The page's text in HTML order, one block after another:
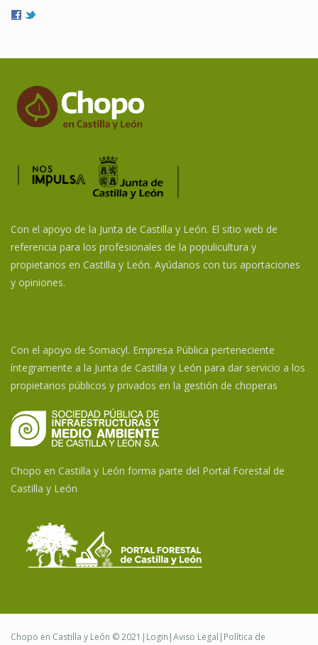
Con el apoyo de la Junta de Castilla y León. El sitio web de
referencia para los profesionales de la populicultura y
propietarios en Castilla y León. Ayúdanos con tus aportaciones
y opiniones.
Con el apoyo de Somacyl. Empresa Pública perteneciente
íntegramente a la Junta de Castilla y León para dar servicio a los
propietarios públicos y privados en la gestión de choperas
Chopo en Castilla y León forma parte del Portal Forestal de
Castilla y León
Chopo en Castilla y León © 2021| Login |Aviso Legal | Política de